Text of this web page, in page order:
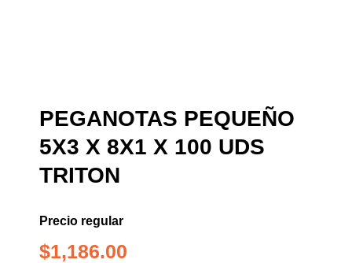
PEGANOTAS PEQUEÑO
5X3 X 8X1 X 100 UDS
TRITON
Precio regular
$1,186.00